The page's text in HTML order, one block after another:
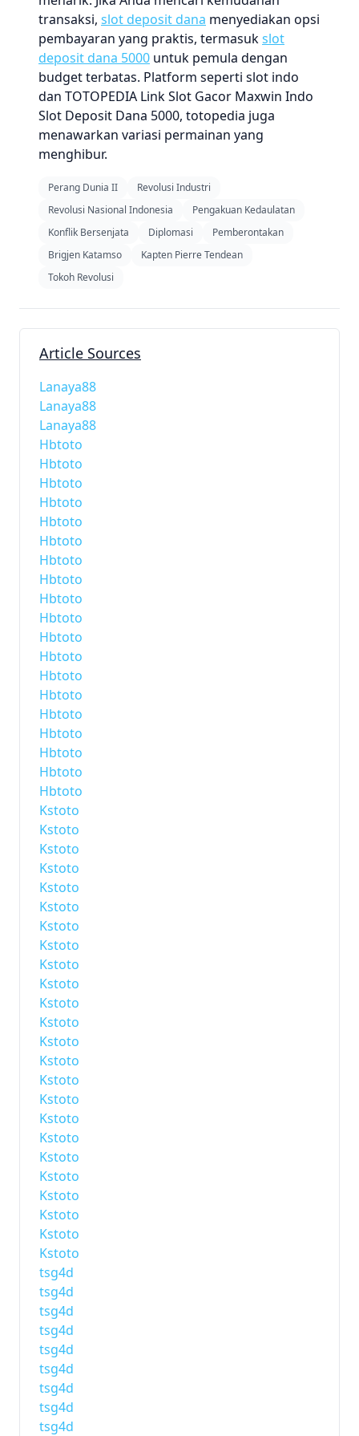
transaksi, slot deposit dana menyediakan opsi
pembayaran yang praktis, termasukslot
deposit dana 5000 untuk pemula dengan
budget terbatas. Platform seperti slot indo
dan TOTOPEDIA Link Slot Gacor Maxwin Indo
Slot Deposit Dana 5000, totopedia juga
menawarkan variasi permainan yang
menghibur.
Perang Dunia II
Revolusi Industri
Revolusi Nasional Indonesia
Pengakuan Kedaulatan
Konflik Bersenjata
Diplomasi
Pemberontakan
Brigjen Katamso
Kapten Pierre Tendean
Tokoh Revolusi
Article Sources
Lanaya88
Lanaya88
Lanaya88
Hbtoto
Hbtoto
Hbtoto
Hbtoto
Hbtoto
Hbtoto
Hbtoto
Hbtoto
Hbtoto
Hbtoto
Hbtoto
Hbtoto
Hbtoto
Hbtoto
Hbtoto
Hbtoto
Hbtoto
Hbtoto
Hbtoto
Kstoto
Kstoto
Kstoto
Kstoto
Kstoto
Kstoto
Kstoto
Kstoto
Kstoto
Kstoto
Kstoto
Kstoto
Kstoto
Kstoto
Kstoto
Kstoto
Kstoto
Kstoto
Kstoto
Kstoto
Kstoto
Kstoto
Kstoto
Kstoto
tsg4d
tsg4d
tsg4d
tsg4d
tsg4d
tsg4d
tsg4d
tsg4d
tsg4d